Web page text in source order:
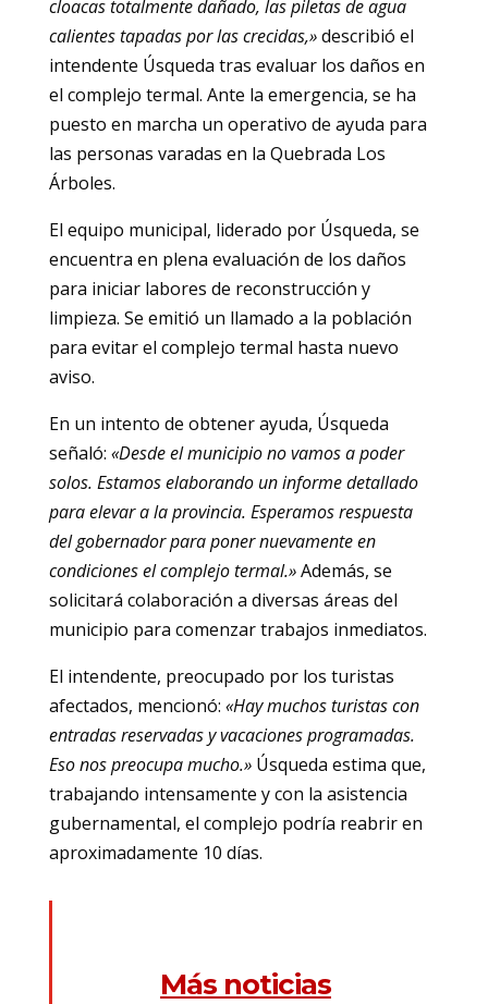
cloacas totalmente dañado, las piletas de agua
calientes tapadas por las crecidas,»describió el
intendente Úsqueda tras evaluar los daños en
el complejo termal. Ante la emergencia, se ha
puesto en marcha un operativo de ayuda para
las personas varadas en la Quebrada Los
Árboles.
El equipo municipal, liderado por Úsqueda, se
encuentra en plena evaluación de los daños
para iniciar labores de reconstrucción y
limpieza. Se emitió un llamado a la población
para evitar el complejo termal hasta nuevo
aviso.
En un intento de obtener ayuda, Úsqueda
señaló: «Desde el municipio no vamos a poder
solos. Estamos elaborando un informe detallado
para elevar a la provincia. Esperamos respuesta
del gobernador para poner nuevamente en
condiciones el complejo termal.»Además, se
solicitará colaboración a diversas áreas del
municipio para comenzar trabajos inmediatos.
El intendente, preocupado por los turistas
afectados, mencionó: «Hay muchos turistas con
entradas reservadas y vacaciones programadas.
Eso nos preocupa mucho.»Úsqueda estima que,
trabajando intensamente y con la asistencia
gubernamental, el complejo podría reabrir en
aproximadamente 10 días.
Más noticias